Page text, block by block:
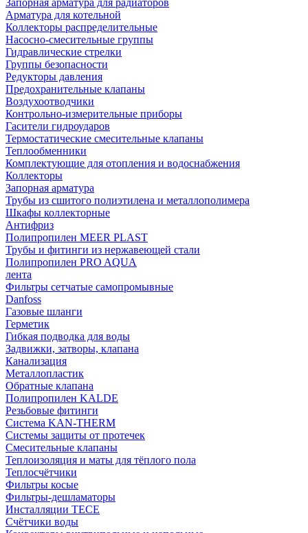
Запорная арматура для радиаторов
Арматура для котельной
Коллекторы распределительные
Насосно-смесительные группы
Гидравлические стрелки
Группы безопасности
Редукторы давления
Предохранительные клапаны
Воздухоотводчики
Контрольно-измерительные приборы
Гасители гидроударов
Термостатические смесительные клапаны
Теплообменники
Комплектующие для отопления и водоснабжения
Коллекторы
Запорная арматура
Трубы из сшитого полиэтилена и металлополимера
Шкафы коллекторные
Антифриз
Полипропилен MEER PLAST
Трубы и фитинги из нержавеющей стали
Полипропилен PRO AQUA
лента
Фильтры сетчатые самопромывные
Danfoss
Газовые шланги
Герметик
Гибкая подводка для воды
Задвижки, затворы, клапана
Канализация
Металлопластик
Обратные клапана
Полипропилен KALDE
Резьбовые фитинги
Система KAN-THERM
Системы защиты от протечек
Смесительные клапаны
Теплоизоляция и маты для тёплого пола
Теплосчётчики
Фильтры косые
Фильтры-дешламаторы
Инсталляции TECE
Счётчики воды